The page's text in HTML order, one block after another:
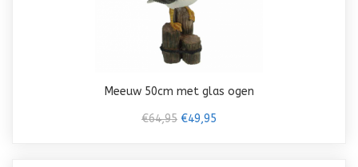
Meeuw 50cm met glas ogen
€64,95 €49,95